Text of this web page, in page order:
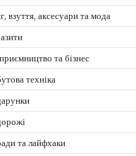
взуття, аксесуари та мода
та бізнес
техніка
та лайфхаки